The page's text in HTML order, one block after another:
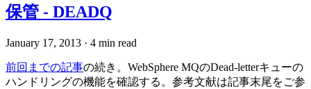
保管 - DEADQ
January 17, 2013 · 4 min read
前回までの記事の続き。WebSphere MQのDead-letterキューの
ハンドリングの機能を確認する。参考文献は記事末尾をご参